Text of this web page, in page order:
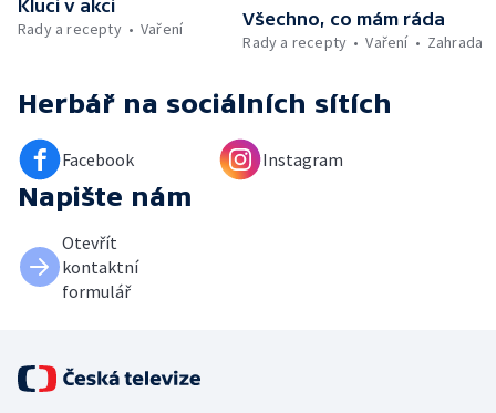
Kluci v akci
Rady a recepty
Vaření
Všechno, co mám ráda
Rady a recepty
Vaření Zahrada
Herbář na sociálních sítích
Facebook Instagram
Napište nám
Otevřít
kontaktní
formulář